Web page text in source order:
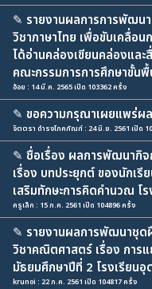
✎ รายงานผลการการพัฒน
วิชาภาษาไทย เพื่อขับเคลื่อ
ได้อ่านคล่องเขียนคล่องและ
คณะกรรมการการศึกษาขั้นพื้
อ้อย : 14 มี.ค. 2565 เปิด 103362 ครั้ง
✎ ขอความกรุณาเผยแพร่ผ
จิตตรา ดำรงโภคภัณฑ์ : 24 มิ.ย. 2561 เปิด
✎ ชื่อเรื่อง ผลการพัฒนากิ
เรื่อง บทประยุกต์ ของนักเ
เสริมทักษะการคิดคำนวณ โร
ครูเล็ก : 15 ก.ค. 2561 เปิด 104896 ครั้ง
✎ รายงานผลการพัฒนาชุด
วิชาคณิตศาสตร์ เรื่อง การ
มัธยมศึกษาปีที่ 2 โรงเรียน
krunoi : 22 ก.ค. 2561 เปิด 104817 ครั้ง